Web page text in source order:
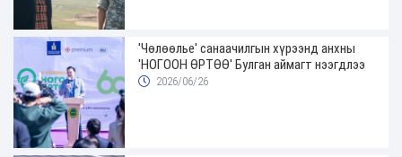
'Чөлөөлье' санаачилгын хүрээнд анхны
'НОГООН ӨРТӨӨ' Булган аймагт нээгдлээ
2026/06/26